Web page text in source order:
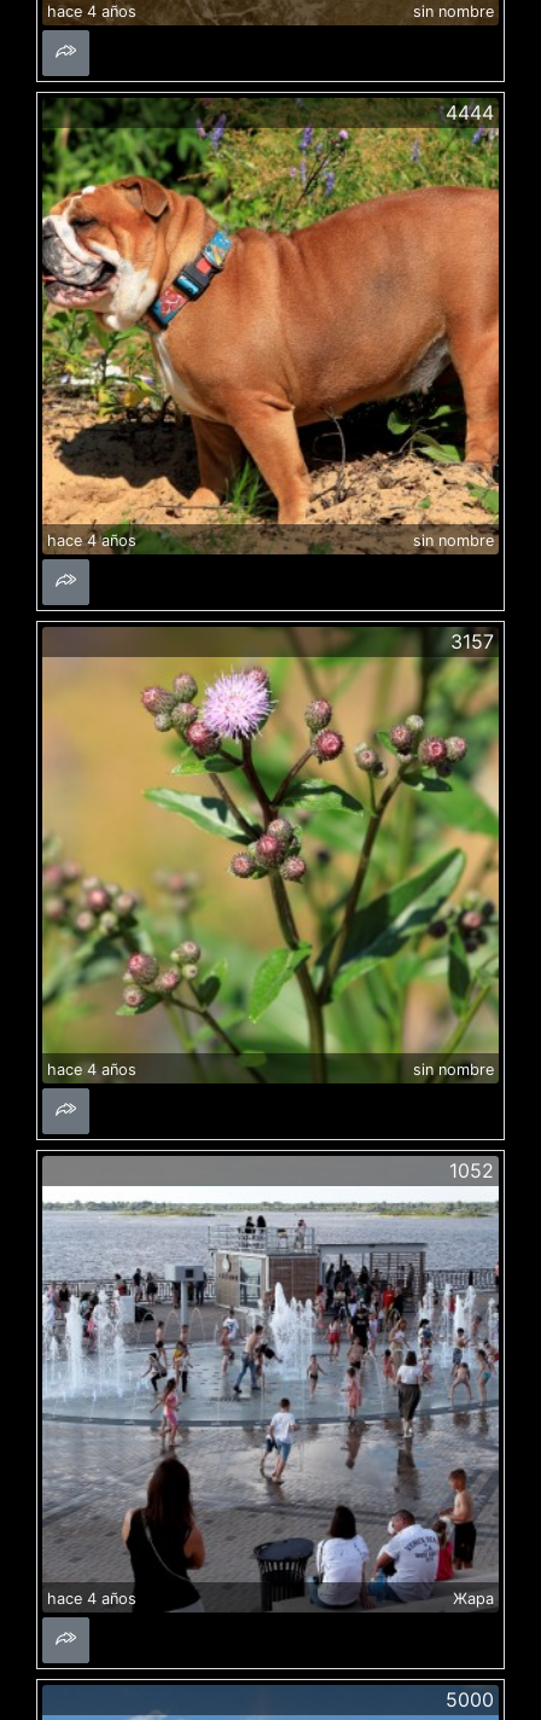
hace 4 años sin nombre
4444
hace 4 años sin nombre
3157
hace 4 años sin nombre
1052
hace 4 años Жара
5000